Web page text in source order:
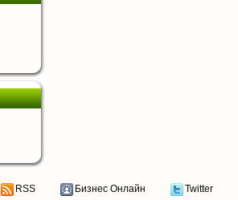
RSS Бизнес Онлайн Twitter